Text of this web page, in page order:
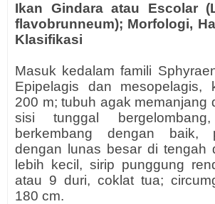
Ikan Gindara atau Escolar
flavobrunneum); Morfologi,
Klasifikasi
Masuk kedalam famili
Epipelagis dan mesopelagis,
200 m; tubuh agak memanjang
sisi tunggal
berkembang dengan baik,
dengan lunas besar di tengah
lebih kecil, sirip punggung
atau 9 duri, coklat tua;
180 cm.